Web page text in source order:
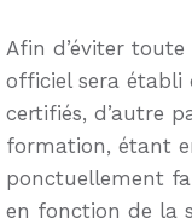
Afin d’éviter
officiel sera établi
certifiés, d’autre
formation, étant
ponctuellement
en fonction de la